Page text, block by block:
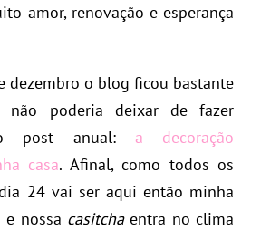
amor, renovação e esperança
dezembro o blog ficou bastante
não poderia deixar de fazer
post anual: a decoração
casa. Afinal, como todos os
24 vai ser aqui então minha
e nossa casitchaentra no clima